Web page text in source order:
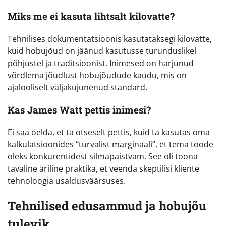
Miks me ei kasuta lihtsalt kilovatte?
Tehnilises dokumentatsioonis kasutataksegi kilovatte,
kuid hobujõud on jäänud kasutusse turunduslikel
põhjustel ja traditsioonist. Inimesed on harjunud
võrdlema jõudlust hobujõudude kaudu, mis on
ajalooliselt väljakujunenud standard.
Kas James Watt pettis inimesi?
Ei saa öelda, et ta otseselt pettis, kuid ta kasutas oma
kalkulatsioonides “turvalist marginaali”, et tema toode
oleks konkurentidest silmapaistvam. See oli toona
tavaline äriline praktika, et veenda skeptilisi kliente
tehnoloogia usaldusväärsuses.
Tehnilised edusammud ja hobujõu